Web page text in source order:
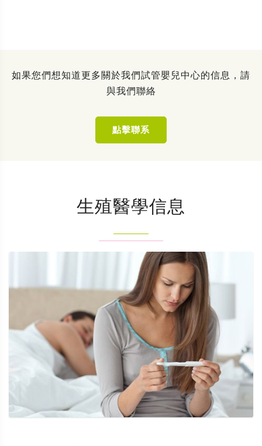
如果您們想知道更多關於我們試管嬰兒中心的信息，請
與我們聯絡
點擊聯系
生殖醫學信息